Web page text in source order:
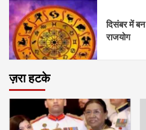
दिसंबर में
राजयोग
ज़रा हटके